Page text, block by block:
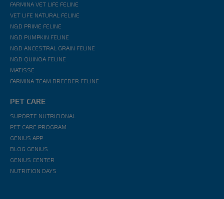
FARMINA VET LIFE FELINE
VET LIFE NATURAL FELINE
N&D PRIME FELINE
N&D PUMPKIN FELINE
N&D ANCESTRAL GRAIN FELINE
N&D QUINOA FELINE
MATISSE
FARMINA TEAM BREEDER FELINE
PET CARE
SUPORTE NUTRICIONAL
PET CARE PROGRAM
GENIUS APP
BLOG GENIUS
GENIUS CENTER
NUTRITION DAYS